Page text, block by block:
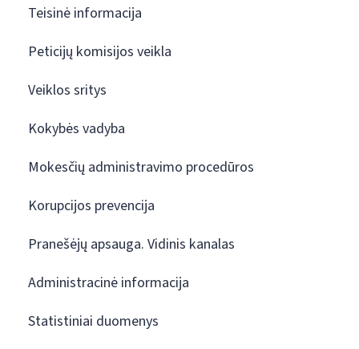
Teisinė informacija
Peticijų komisijos veikla
Veiklos sritys
Kokybės vadyba
Mokesčių administravimo procedūros
Korupcijos prevencija
Pranešėjų apsauga. Vidinis kanalas
Administracinė informacija
Statistiniai duomenys